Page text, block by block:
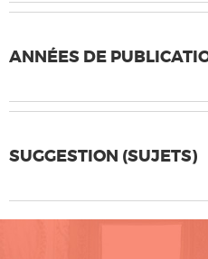
ANNÉES DE
SUGGESTION (SUJETS)